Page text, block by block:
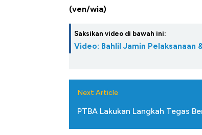
(ven/wia)
Saksikan video di bawah ini:
Video: Bahlil Jamin Pelaksanaan
Next Article
PTBA Lakukan Langkah Tegas
Harga Batu Bara